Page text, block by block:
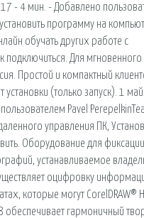
- 4 мин. - Добавлено
программу на
обучать других работе с
подключиться. Для мгновенного
Простой и компактный
установки (только запуск). 1
Pavel
управления ПК,
Оборудование для
устанавливаемое
оцифровку
которые могут CorelDRAW®
обеспечивает гармоничный